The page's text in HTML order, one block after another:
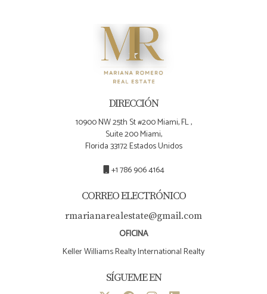
vale la pena preguntar sobre incentivos o
descuentos. Si tienes más preguntas o deseas
explorar tus opciones inmobiliarias con confianza,
¡contacta a Mariana Romero hoy mismo!
DIRECCIÓN
10900 NW 25th St #200 Miami, FL ,
Suite 200 Miami,
Florida 33172 Estados Unidos
+1 786 906 4164
CORREO ELECTRÓNICO
rmarianarealestate@gmail.com
OFICINA
Keller Williams Realty International Realty
SÍGUEME EN